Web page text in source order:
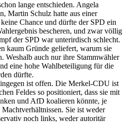
lange entschieden. Angela
Martin Schulz hatte aus einer
Chance und dürfte der SPD ein
bescheren, und zwar völlig
der SPD war unterirdisch schlecht.
kaum Gründe geliefert, warum sie
Weshalb auch nur ihre Stammwähler
eine hohe Wahlbeteiligung für die
dürfte.
ist offen. Die Merkel-CDU ist
Feldes so positioniert, dass sie mit
und AfD koalieren könnte, je
Sie ist weder
noch links, weder autoritär